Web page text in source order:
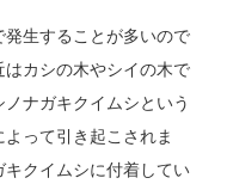
発生することが多いので
はカシの木やシイの木で
ナガキクイムシという
って引き起こされま
クイムシに付着してい